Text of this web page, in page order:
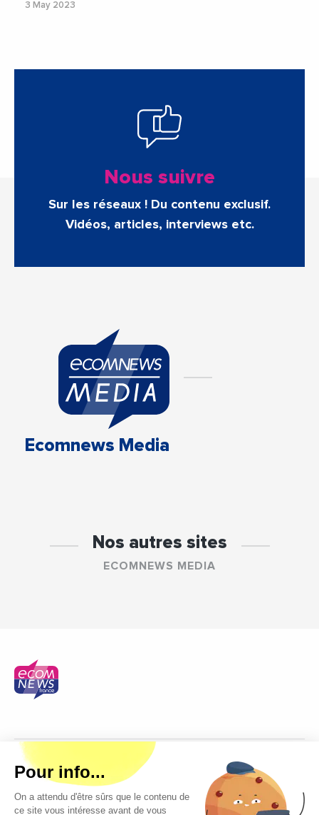
3 May 2023
Nous suivre
Sur les réseaux ! Du contenu exclusif.
Vidéos, articles, interviews etc.
Ecomnews Media
Nos autres sites
ECOMNEWS MEDIA